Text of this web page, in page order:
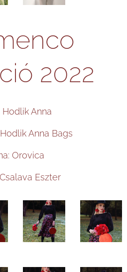
2022
Hodlik Anna
Anna Bags
Orovica
Eszter